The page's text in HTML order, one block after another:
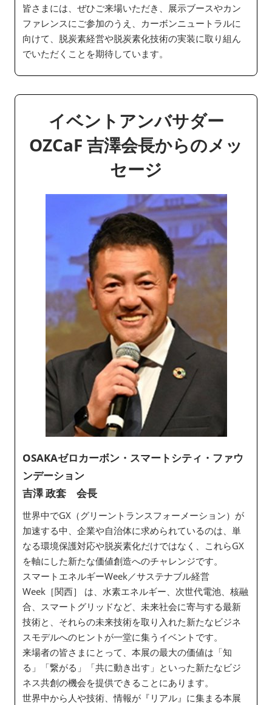
皆さまには、ぜひご来場いただき、展示ブースやカン
ファレンスにご参加のうえ、カーボンニュートラルに
向けて、脱炭素経営や脱炭素化技術の実装に取り組ん
でいただくことを期待しています。
イベントアンバサダー
OZCaF 吉澤会長からのメッ
セージ
OSAKAゼロカーボン・スマートシティ・ファウ
ンデーション
吉澤 政套 会長
世界中でGX（グリーントランスフォーメーション）が
加速する中、企業や自治体に求められているのは、単
なる環境保護対応や脱炭素化だけではなく、これらGX
を軸にした新たな価値創造へのチャレンジです。
スマートエネルギーWeek／サステナブル経営
Week［関西］ は、水素エネルギー、次世代電池、核融
合、スマートグリッドなど、未来社会に寄与する最新
技術と、それらの未来技術を取り入れた新たなビジネ
スモデルへのヒントが一堂に集うイベントです。
来場者の皆さまにとって、本展の最大の価値は「知
る」「繋がる」「共に動き出す」といった新たなビジ
ネス共創の機会を提供できることにあります。
世界中から人や技術、情報が『リアル』に集まる本展